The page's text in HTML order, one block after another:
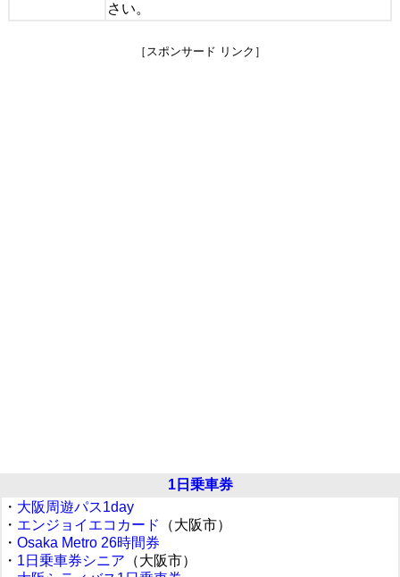
さい。
［スポンサード リンク］
1日乗車券
・ 大阪周遊パス1day
・ エンジョイエコカード
（大阪市）
・ Osaka Metro 26時間券
・ 1日乗車券シニア （大阪市）